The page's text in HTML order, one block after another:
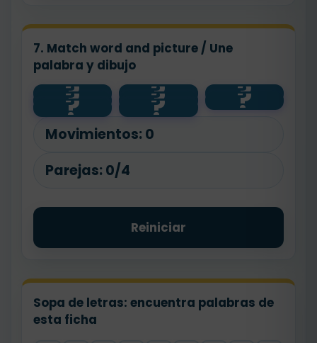
7. Match word and picture / Une
palabra y dibujo
?
🏫 ?
🏪 ?
park
?
🏥 ?
shop ?
hospital
?
school ?
🌳
Movimientos: 0
Parejas: 0/4
Reiniciar
Sopa de letras: encuentra palabras de
esta ficha